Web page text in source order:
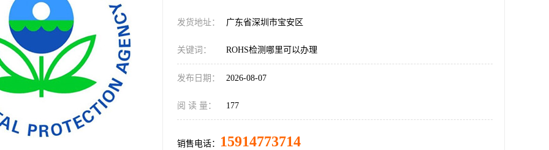
发货地址： 广东省深圳市宝安区
关键词： ROHS检测哪里可以办理
发布日期： 2026-08-07
阅 读 量： 177
销售电话： 15914773714